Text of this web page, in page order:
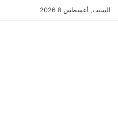
السبت, أغسطس 8 2026